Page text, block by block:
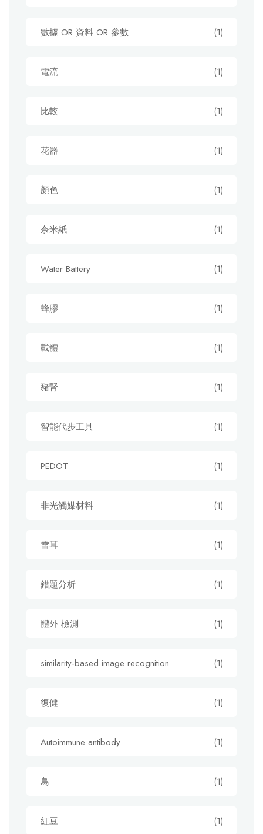
數據 OR 資料 OR 參數 (1)
電流 (1)
比較 (1)
花器 (1)
顏色 (1)
奈米紙 (1)
Water Battery (1)
蜂膠 (1)
載體 (1)
豬腎 (1)
智能代步工具 (1)
PEDOT (1)
非光觸媒材料 (1)
雪耳 (1)
錯題分析 (1)
體外 檢測 (1)
similarity-based image recognition (1)
復健 (1)
Autoimmune antibody (1)
鳥 (1)
紅豆 (1)